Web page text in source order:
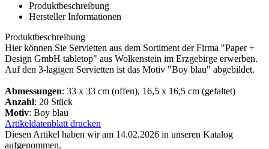
Produktbeschreibung
Hersteller Informationen
Produktbeschreibung
Hier können Sie Servietten aus dem Sortiment der Firma "Paper +
Design GmbH tabletop" aus Wolkenstein im Erzgebirge erwerben.
Auf den 3-lagigen Servietten ist das Motiv "Boy blau" abgebildet.
Abmessungen: 33 x 33 cm (offen), 16,5 x 16,5 cm (gefaltet)
Anzahl: 20 Stück
Motiv: Boy blau
Artikeldatenblatt drucken
Diesen Artikel haben wir am 14.02.2026 in unseren Katalog
aufgenommen.